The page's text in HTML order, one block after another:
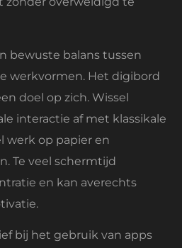
bewuste balans tussen
werkvormen. Het digibord
doel op zich. Wissel
interactie af met klassikale
werk op papier en
Te veel schermtijd
en kan averechts
bij het gebruik van apps